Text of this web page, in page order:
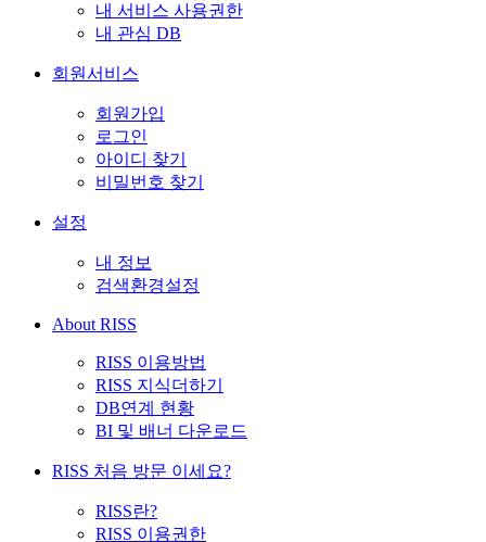
내 서비스 사용권한
내 관심 DB
회원서비스
회원가입
로그인
아이디 찾기
비밀번호 찾기
설정
내 정보
검색환경설정
About RISS
RISS 이용방법
RISS 지식더하기
DB연계 현황
BI 및 배너 다운로드
RISS 처음 방문 이세요?
RISS란?
RISS 이용권한